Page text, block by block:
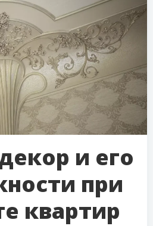
и его
при
квартир